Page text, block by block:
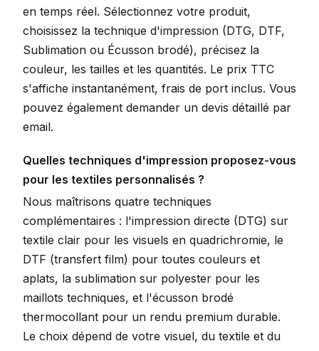
en temps réel. Sélectionnez votre produit,
choisissez la technique d'impression (DTG, DTF,
Sublimation ou Écusson brodé), précisez la
couleur, les tailles et les quantités. Le prix TTC
s'affiche instantanément, frais de port inclus. Vous
pouvez également demander un devis détaillé par
email.
Quelles techniques d'impression proposez-vous
pour les textiles personnalisés ?
Nous maîtrisons quatre techniques
complémentaires : l'impression directe (DTG) sur
textile clair pour les visuels en quadrichromie, le
DTF (transfert film) pour toutes couleurs et
aplats, la sublimation sur polyester pour les
maillots techniques, et l'écusson brodé
thermocollant pour un rendu premium durable.
Le choix dépend de votre visuel, du textile et du